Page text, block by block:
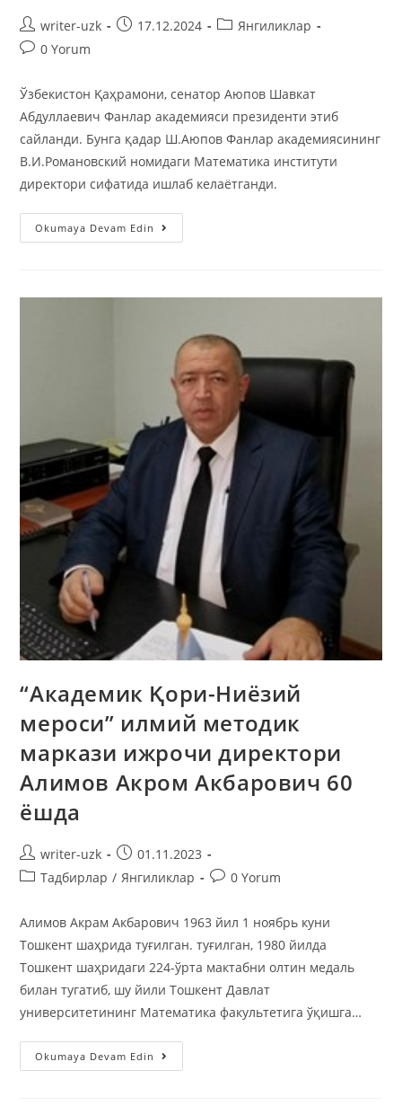
writer-uzk 17.12.2024
Янгиликлар
0 Yorum
Ўзбекистон Қаҳрамони, сенатор Аюпов Шавкат
Абдуллаевич Фанлар академияси президенти этиб
сайланди. Бунга қадар Ш.Аюпов Фанлар академиясининг
В.И.Романовский номидаги Математика институти
директори сифатида ишлаб келаётганди.
Okumaya Devam Edin
“Академик Қори-Ниёзий
мероси” илмий методик
маркази ижрочи директори
Алимов Акром Акбарович 60
ёшда
writer-uzk
01.11.2023
Тадбирлар / Янгиликлар 0 Yorum
Алимов Акрам Акбарович 1963 йил 1 ноябрь куни
Тошкент шаҳрида туғилган. туғилган, 1980 йилда
Тошкент шаҳридаги 224-ўрта мактабни олтин медаль
билан тугатиб, шу йили Тошкент Давлат
университетининг Математика факультетига ўқишга…
Okumaya Devam Edin